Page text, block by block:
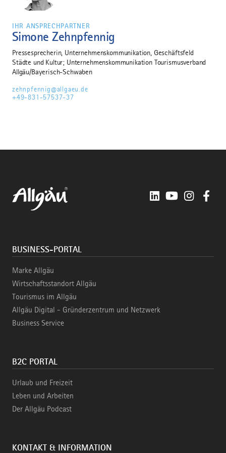
IHR ANSPRECHPARTNER
Simone Zehnpfennig
Pressesprecherin, Unternehmenskommunikation, Geschäftsfeld
Städte und Kultur; Unternehmenskommunikation Tourismusverband
Allgäu/Bayerisch-Schwaben
zehnpfennig@allgaeu.de
+49-831-57537-37
LinkedInYouTube
BUSINESS-PORTAL
Marke Allgäu
Wirtschaftsstandort Allgäu
Tourismus im Allgäu
Allgäu Digital - Gründerzentrum und Netzwerk
Business Service
B2C PORTAL
Urlaub und Freizeit
Leben und Arbeiten
Der Allgäu Podcast
KONTAKT & INFORMATION